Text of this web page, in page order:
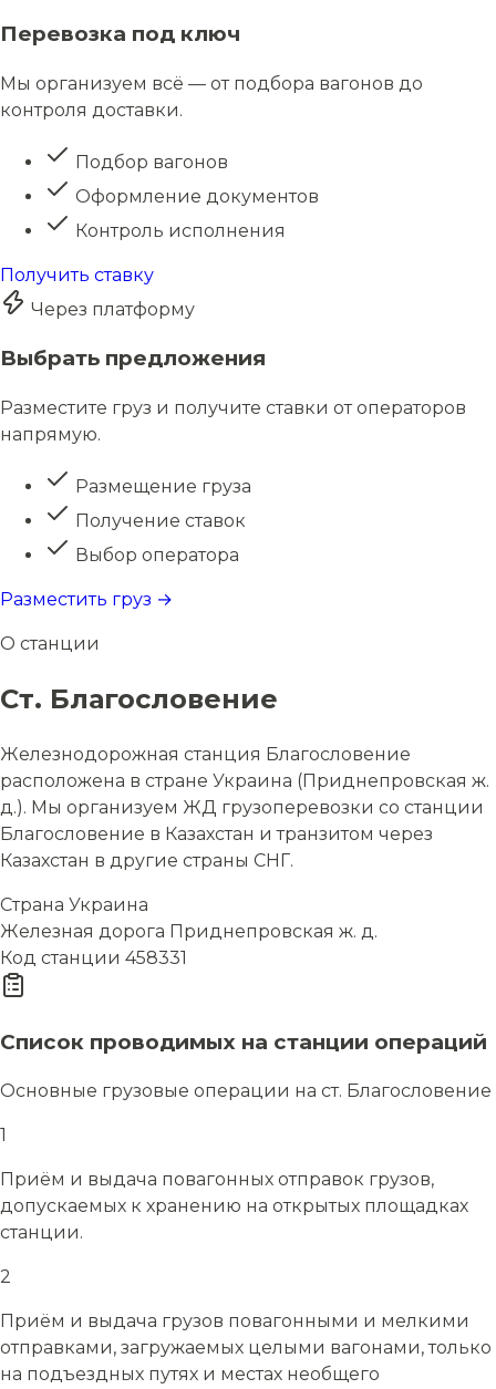
Перевозка под ключ
Мы организуем всё — от подбора вагонов до
контроля доставки.
Подбор вагонов
Оформление документов
Контроль исполнения
Получить ставку
Через платформу
Выбрать предложения
Разместите груз и получите ставки от операторов
напрямую.
Размещение груза
Получение ставок
Выбор оператора
Разместить груз →
О станции
Ст. Благословение
Железнодорожная станция Благословение
расположена в стране Украина (Приднепровская ж.
д.). Мы организуем ЖД грузоперевозки со станции
Благословение в Казахстан и транзитом через
Казахстан в другие страны СНГ.
Страна Украина
Железная дорога Приднепровская ж. д.
Код станции 458331
Список проводимых на станции операций
Основные грузовые операции на ст. Благословение
1
Приём и выдача повагонных отправок грузов,
допускаемых к хранению на открытых площадках
станции.
2
Приём и выдача грузов повагонными и мелкими
отправками, загружаемых целыми вагонами, только
на подъездных путях и местах необщего